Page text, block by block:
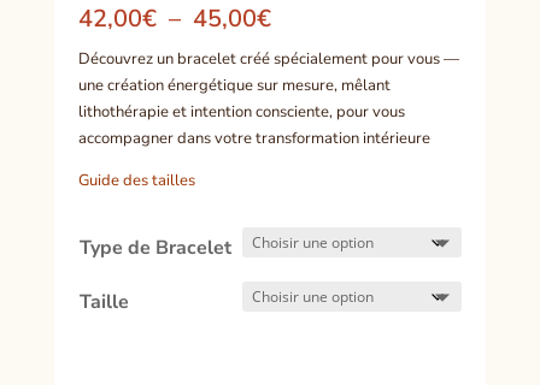
basé sur
client
42,00€ – 45,00€Plage
de
prix :
42,00€
à
45,00€
Découvrez un bracelet créé spécialement pour vous —
une création énergétique sur mesure, mêlant
lithothérapie et intention consciente, pour vous
accompagner dans votre transformation intérieure
Guide des tailles
Type de Bracelet
Taille